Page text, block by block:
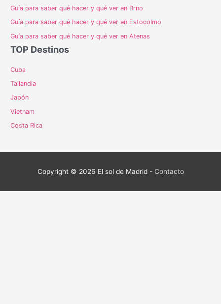
Guía para saber qué hacer y qué ver en Brno
Guía para saber qué hacer y qué ver en Estocolmo
Guía para saber qué hacer y qué ver en Atenas
TOP Destinos
Cuba
Tailandia
Japón
Vietnam
Costa Rica
Copyright © 2026 El sol de Madrid- Contacto